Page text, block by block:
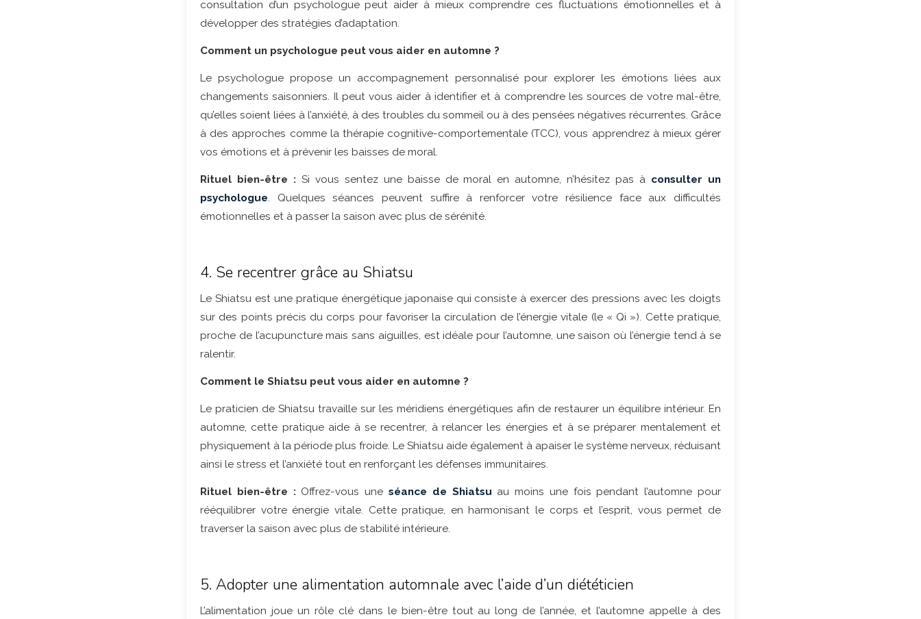
consultation d’un psychologue peut aider à mieux comprendre ces fluctuations émotionnelles et à
développer des stratégies d’adaptation.
Comment un psychologue peut vous aider en automne ?
Le psychologue propose un accompagnement personnalisé pour explorer les émotions liées aux
changements saisonniers. Il peut vous aider à identifier et à comprendre les sources de votre mal-être,
qu’elles soient liées à l’anxiété, à des troubles du sommeil ou à des pensées négatives récurrentes. Grâce
à des approches comme la thérapie cognitive-comportementale (TCC), vous apprendrez à mieux gérer
vos émotions et à prévenir les baisses de moral.
Rituel bien-être : Si vous sentez une baisse de moral en automne, n’hésitez pas à consulter un
psychologue. Quelques séances peuvent suffire à renforcer votre résilience face aux difficultés
émotionnelles et à passer la saison avec plus de sérénité.
4. Se recentrer grâce au Shiatsu
Le Shiatsu est une pratique énergétique japonaise qui consiste à exercer des pressions avec les doigts
sur des points précis du corps pour favoriser la circulation de l’énergie vitale (le « Qi »). Cette pratique,
proche de l’acupuncture mais sans aiguilles, est idéale pour l’automne, une saison où l’énergie tend à se
ralentir.
Comment le Shiatsu peut vous aider en automne ?
Le praticien de Shiatsu travaille sur les méridiens énergétiques afin de restaurer un équilibre intérieur. En
automne, cette pratique aide à se recentrer, à relancer les énergies et à se préparer mentalement et
physiquement à la période plus froide. Le Shiatsu aide également à apaiser le système nerveux, réduisant
ainsi le stress et l’anxiété tout en renforçant les défenses immunitaires.
Rituel bien-être : Offrez-vous une séance de Shiatsu au moins une fois pendant l’automne pour
rééquilibrer votre énergie vitale. Cette pratique, en harmonisant le corps et l’esprit, vous permet de
traverser la saison avec plus de stabilité intérieure.
5. Adopter une alimentation automnale avec l’aide d’un diététicien
L’alimentation joue un rôle clé dans le bien-être tout au long de l’année, et l’automne appelle à des